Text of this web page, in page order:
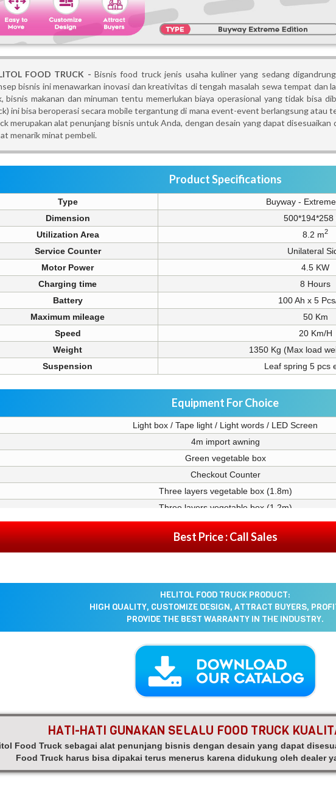
FOOD TRUCK - Bisnis food truck jenis usaha kuliner yang sedang
bisnis ini menawarkan inovasi dan kreativitas di tengah masalah sewa tempat dan
bisnis makanan dan minuman tentu memerlukan biaya operasional yang tidak bisa
ini bisa beroperasi secara mobile tergantung di mana event-event berlangsung atau
merupakan alat penunjang bisnis untuk Anda, dengan desain yang dapat
menarik minat pembeli.
Product Specifications
Type
Buyway -
Dimension
500*194*258
Utilization Area
8.2 m2
Service Counter
Unilateral
Motor Power
4.5 KW
Charging time
8 Hours
Battery
100 Ah x 5
Maximum mileage
50 Km
Speed
20 Km/H
Weight
1350 Kg (Max load
Suspension
Leaf spring 5 pcs
Equipment For Choice
Light box / Tape light / Light words / LED Screen
4m import awning
Green vegetable box
Checkout Counter
Three layers vegetable box (1.8m)
Three layers vegetable box (1.2m)
Rounded vegetable box
Best Price : Call Sales
HELITOL FOOD TRUCK PRODUCT:
HIGH QUALITY, CUSTOMIZE DESIGN, ATTRACT BUYERS,
PROVIDE THE BEST WARRANTY IN THE INDUSTRY.
HATI-HATI GUNAKAN SELALU FOOD TRUCK
Food Truck sebagai alat penunjang bisnis dengan desain yang dapat
Food Truck harus bisa dipakai terus menerus karena didukung oleh dealer